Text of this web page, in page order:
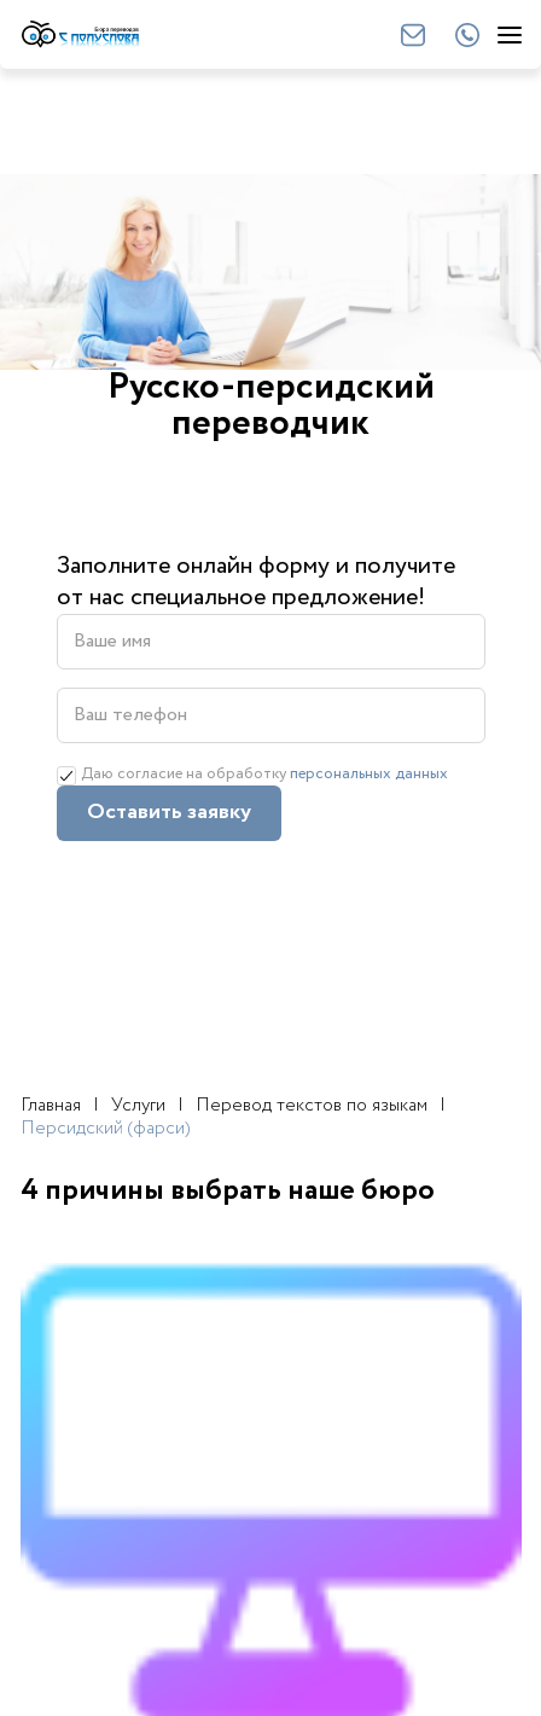
Русско-персидский
переводчик
Заполните онлайн форму и получите
от нас специальное предложение!
Даю согласие на обработку персональных данных
Оставить заявку
Главная Услуги
Перевод текстов по языкам
Персидский (фарси)
4 причины выбрать наше бюро